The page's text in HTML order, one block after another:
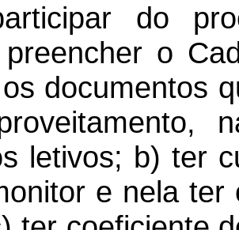
do
o
documentos
letivos; b) ter
e nela ter